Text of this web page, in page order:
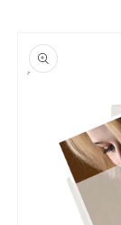
direct naar